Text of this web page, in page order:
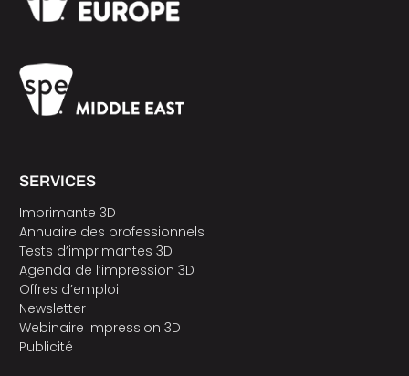
SERVICES
Imprimante 3D
Annuaire des professionnels
Tests d’imprimantes 3D
Agenda de l’impression 3D
Offres d’emploi
Newsletter
Webinaire impression 3D
Publicité